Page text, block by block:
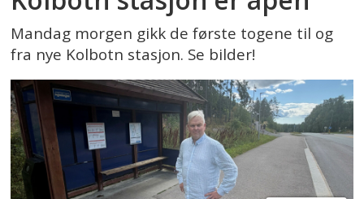
Mandag morgen gikk de første togene til og
fra nye Kolbotn stasjon. Se bilder!